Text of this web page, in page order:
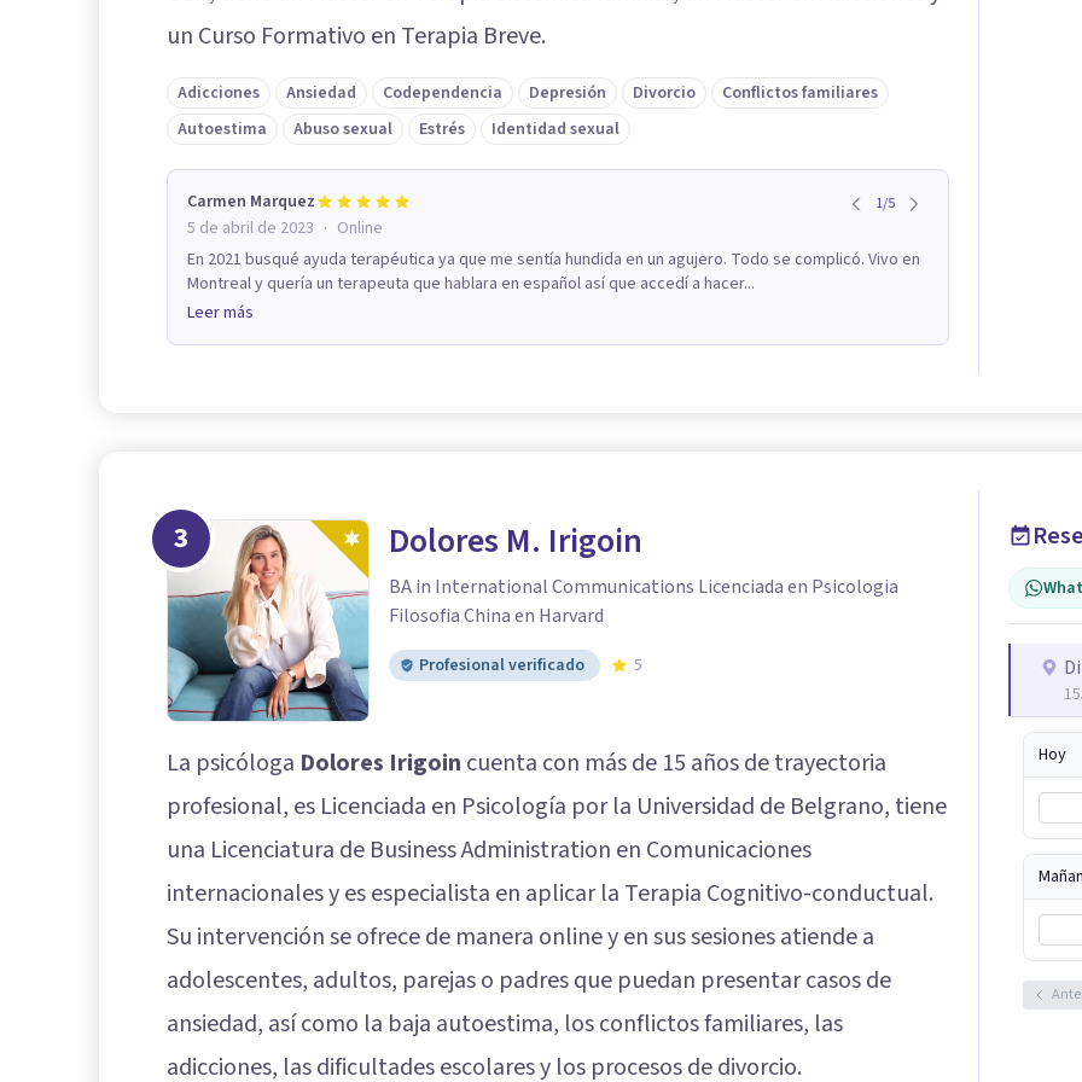
un Curso Formativo en Terapia Breve.
Adicciones Ansiedad Codependencia Depresión Divorcio
Conflictos familiares
Autoestima
Abuso sexual Estrés Identidad sexual
Carmen Marquez 1/5
5 de abril de 2023 · Online
En 2021 busqué ayuda terapéutica ya que me sentía hundida en un agujero. Todo se complicó. Vivo en
Montreal y quería un terapeuta que hablara en español así que accedí a hacer...
Leer más
3 Dolores M. Irigoin
BA in International Communications Licenciada en Psicologia
Filosofia China en Harvard
Profesional verificado 5
La psicóloga Dolores Irigoin cuenta con más de 15 años de trayectoria
profesional, es Licenciada en Psicología por la Universidad de Belgrano, tiene
una Licenciatura de Business Administration en Comunicaciones
internacionales y es especialista en aplicar la Terapia Cognitivo-conductual.
Su intervención se ofrece de manera online y en sus sesiones atiende a
adolescentes, adultos, parejas o padres que puedan presentar casos de
ansiedad, así como la baja autoestima, los conflictos familiares, las
adicciones, las dificultades escolares y los procesos de divorcio.
Hoy